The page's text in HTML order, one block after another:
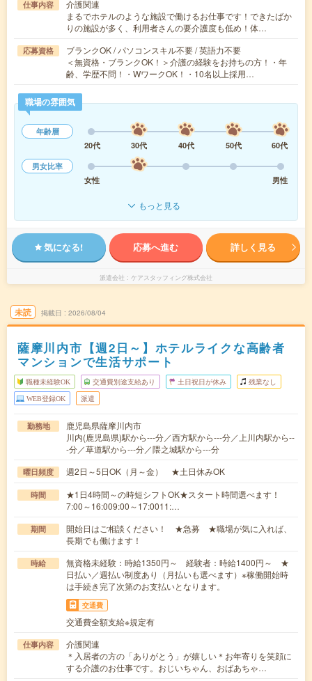
仕事内容
介護関連
まるでホテルのような施設で働けるお仕事です！できたばか
りの施設が多く、利用者さんの要介護度も低め！体…
応募資格
ブランクOK / パソコンスキル不要 / 英語力不要
＜無資格・ブランクOK！＞介護の経験をお持ちの方！・年
齢、学歴不問！・WワークOK！・10名以上採用…
職場の雰囲気
年齢層
20代
30代 40代 50代
60代
男女比率
女性
男性
もっと見る
気になる! 応募へ進む 詳しく見る
派遣会社 ケアスタッフィング株式会社
未読 掲載日 2026/08/04
薩摩川内市【週2日～】ホテルライクな高齢者
マンションで生活サポート
職種未経験OK 交通費別途支給あり 土日祝日が休み 残業なし
WEB登録OK 派遣
勤務地
鹿児島県薩摩川内市
川内(鹿児島県)駅から---分／西方駅から---分／上川内駅から--
-分／草道駅から---分／隈之城駅から---分
曜日頻度 週2日～5日OK（月～金） ★土日休みOK
時間
★1日4時間～の時短シフトOK★スタート時間選べます！
7:00～16:009:00～17:0011:…
期間
開始日はご相談ください！ ★急募 ★職場が気に入れば、
長期でも働けます！
時給
無資格未経験：時給1350円～ 経験者：時給1400円～ ★
日払い／週払い制度あり（月払いも選べます）※稼働開始時
は手続き完了次第のお支払いとなります。
交通費
交通費全額支給※規定有
仕事内容
介護関連
＊入居者の方の「ありがとう」が嬉しい＊お年寄りを笑顔に
する介護のお仕事です。おじいちゃん、おばあちゃ…